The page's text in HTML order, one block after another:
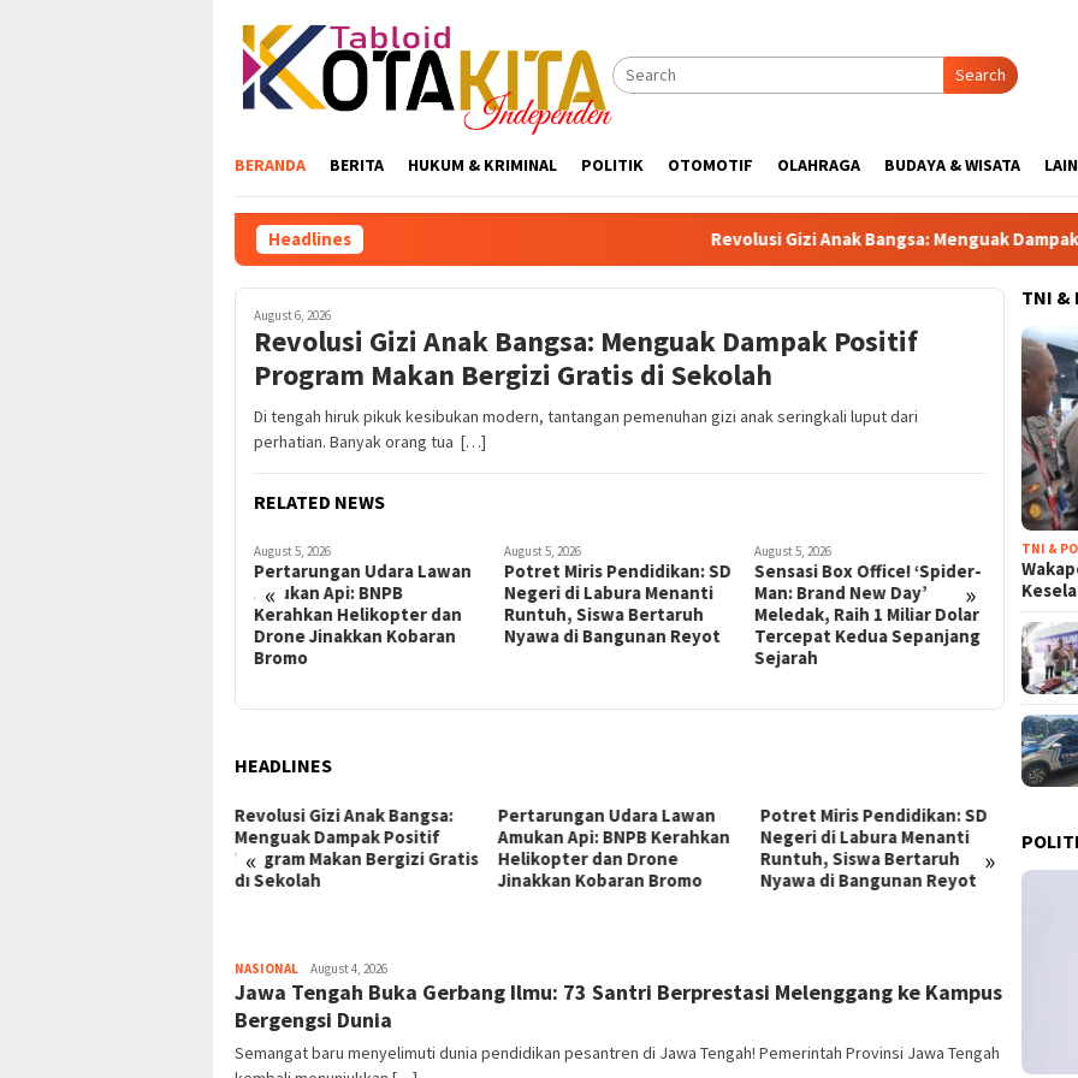
content
Search
BERANDA BERITA HUKUM & KRIMINAL POLITIK OTOMOTIF OLAHRAGA BUDAYA & WISATA
Headlines Revolusi Gizi Anak Bangsa: Menguak Dampak Positif
August 6, 2026
Revolusi Gizi Anak Bangsa: Menguak Dampak Positif
Program Makan Bergizi Gratis di Sekolah
Di tengah hiruk pikuk kesibukan modern, tantangan pemenuhan gizi anak seringkali luput dari
perhatian. Banyak orang tua […]
RELATED NEWS
« »
August 5, 2026
Potret Miris Pendidikan: SD
Negeri di Labura Menanti
Runtuh, Siswa Bertaruh
Nyawa di Bangunan Reyot
August 5, 2026
Sensasi Box Office! ‘Spider-
Man: Brand New Day’
Meledak, Raih 1 Miliar Dolar
Tercepat Kedua Sepanjang
August 4, 2026
Indonesia dalam
Cengkeraman Kekeringan:
Juli 2026 Pecahkan Rekor
Bulan Terkering Sejak 1991
August 4,
HEADLINES
« »
Makan Bergizi Gratis
Pertarungan Udara Lawan
Amukan Api: BNPB Kerahkan
Helikopter dan Drone
Jinakkan Kobaran Bromo
Potret Miris Pendidikan: SD
Negeri di Labura Menanti
Runtuh, Siswa Bertaruh
Nyawa di Bangunan Reyot
Sensasi Box Office! ‘Spider-
Man: Brand New Day’
Meledak, Raih 1 Miliar Dolar
Tercepat Kedua Sepanjang
MEDIA
KOTAKITA
NASIONAL August 4, 2026
Jawa Tengah Buka Gerbang Ilmu: 73 Santri Berprestasi Melenggang ke Kampus
Bergengsi Dunia
Semangat baru menyelimuti dunia pendidikan pesantren di Jawa Tengah! Pemerintah Provinsi Jawa Tengah
TNI &
TNI &